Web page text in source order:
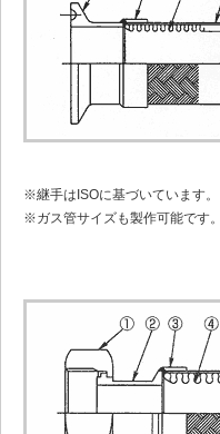
※継手はISOに基づいています。
※ガス管サイズも製作可能です。